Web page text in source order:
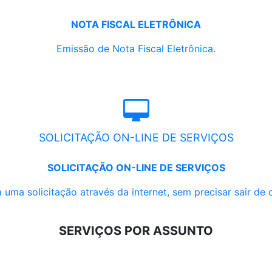
NOTA FISCAL ELETRÔNICA
Emissão de Nota Fiscal Eletrônica.
SOLICITAÇÃO ON-LINE DE SERVIÇOS
SOLICITAÇÃO ON-LINE DE SERVIÇOS
uma solicitação através da internet, sem precisar sair de
SERVIÇOS POR ASSUNTO